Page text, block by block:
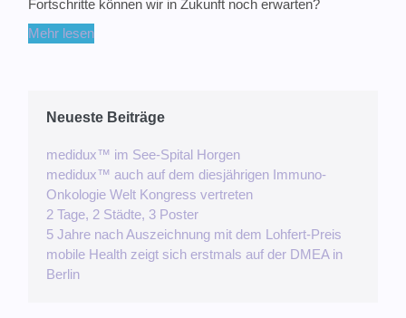
Fortschritte können wir in Zukunft noch erwarten?
Mehr lesen
Neueste Beiträge
medidux™ im See-Spital Horgen
medidux™ auch auf dem diesjährigen Immuno-
Onkologie Welt Kongress vertreten
2 Tage, 2 Städte, 3 Poster
5 Jahre nach Auszeichnung mit dem Lohfert-Preis
mobile Health zeigt sich erstmals auf der DMEA in
Berlin